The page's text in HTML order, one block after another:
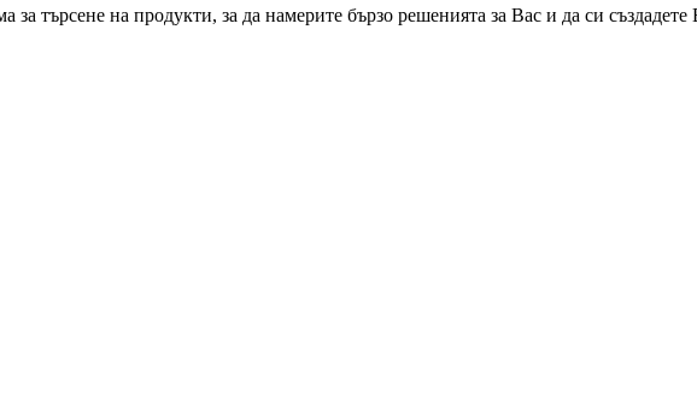
за търсене на продукти, за да намерите бързо решенията за Вас и да си